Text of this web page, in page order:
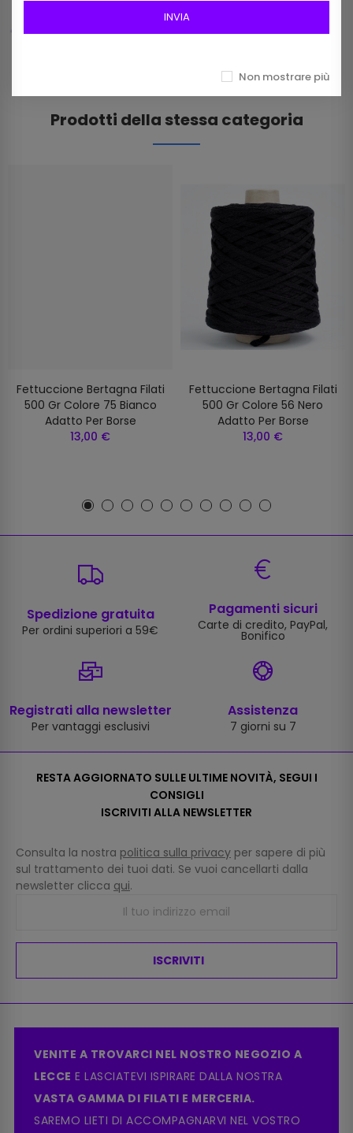
Prodotti della stessa categoria
Fettuccione Bertagna Filati
500 Gr Colore 75 Bianco
Adatto Per Borse
13,00 €
Fettuccione Bertagna Filati
500 Gr Colore 56 Nero
Adatto Per Borse
13,00 €
Spedizione gratuita
Per ordini superiori a 59€
Pagamenti sicuri
Carte di credito, PayPal,
Bonifico
Registrati alla newsletter
Per vantaggi esclusivi
Assistenza
7 giorni su 7
RESTA AGGIORNATO SULLE ULTIME NOVITÀ, SEGUI I
CONSIGLI
ISCRIVITI ALLA NEWSLETTER
Consulta la nostra politica sulla privacy per sapere di più
sul trattamento dei tuoi dati. Se vuoi cancellarti dalla
newsletter clicca qui.
ISCRIVITI
VENITE A TROVARCI NEL NOSTRO NEGOZIO A
LECCE E LASCIATEVI ISPIRARE DALLA NOSTRA
VASTA GAMMA DI FILATI E MERCERIA.
SAREMO LIETI DI ACCOMPAGNARVI NEL VOSTRO
INVIA
Non mostrare più